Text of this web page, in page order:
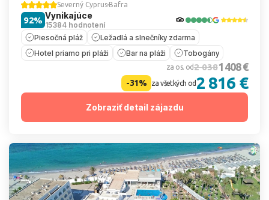
Severný Cyprus Bafra
Vynikajúce
15384 hodnotení
92%
Piesočná pláž
Ležadlá a slnečníky zdarma
Hotel priamo pri pláži
Bar na pláži Tobogány
za os. od2 0381 408 €
-31% za všetkých od2 816 €
Zobraziť detail zájazdu